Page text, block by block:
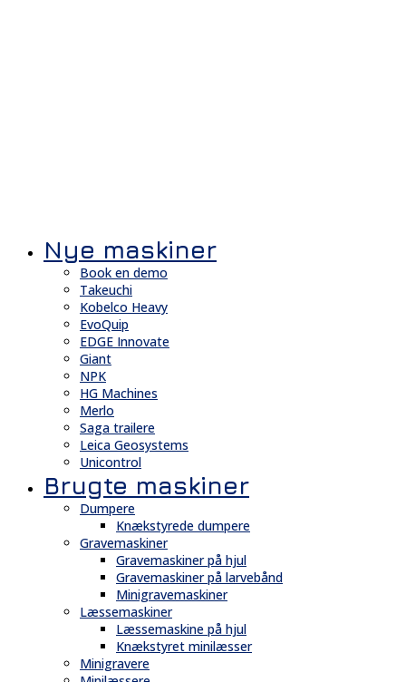
Nye maskiner
Book en demo
Takeuchi
Kobelco Heavy
EvoQuip
EDGE Innovate
Giant
NPK
HG Machines
Merlo
Saga trailere
Leica Geosystems
Unicontrol
Brugte maskiner
Dumpere
Knækstyrede dumpere
Gravemaskiner
Gravemaskiner på hjul
Gravemaskiner på larvebånd
Minigravemaskiner
Læssemaskiner
Læssemaskine på hjul
Knækstyret minilæsser
Minigravere